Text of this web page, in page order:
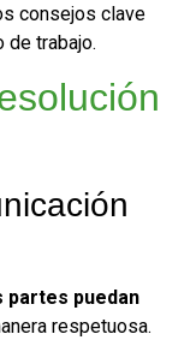
consejos clave
de trabajo.
partes puedan
respetuosa.